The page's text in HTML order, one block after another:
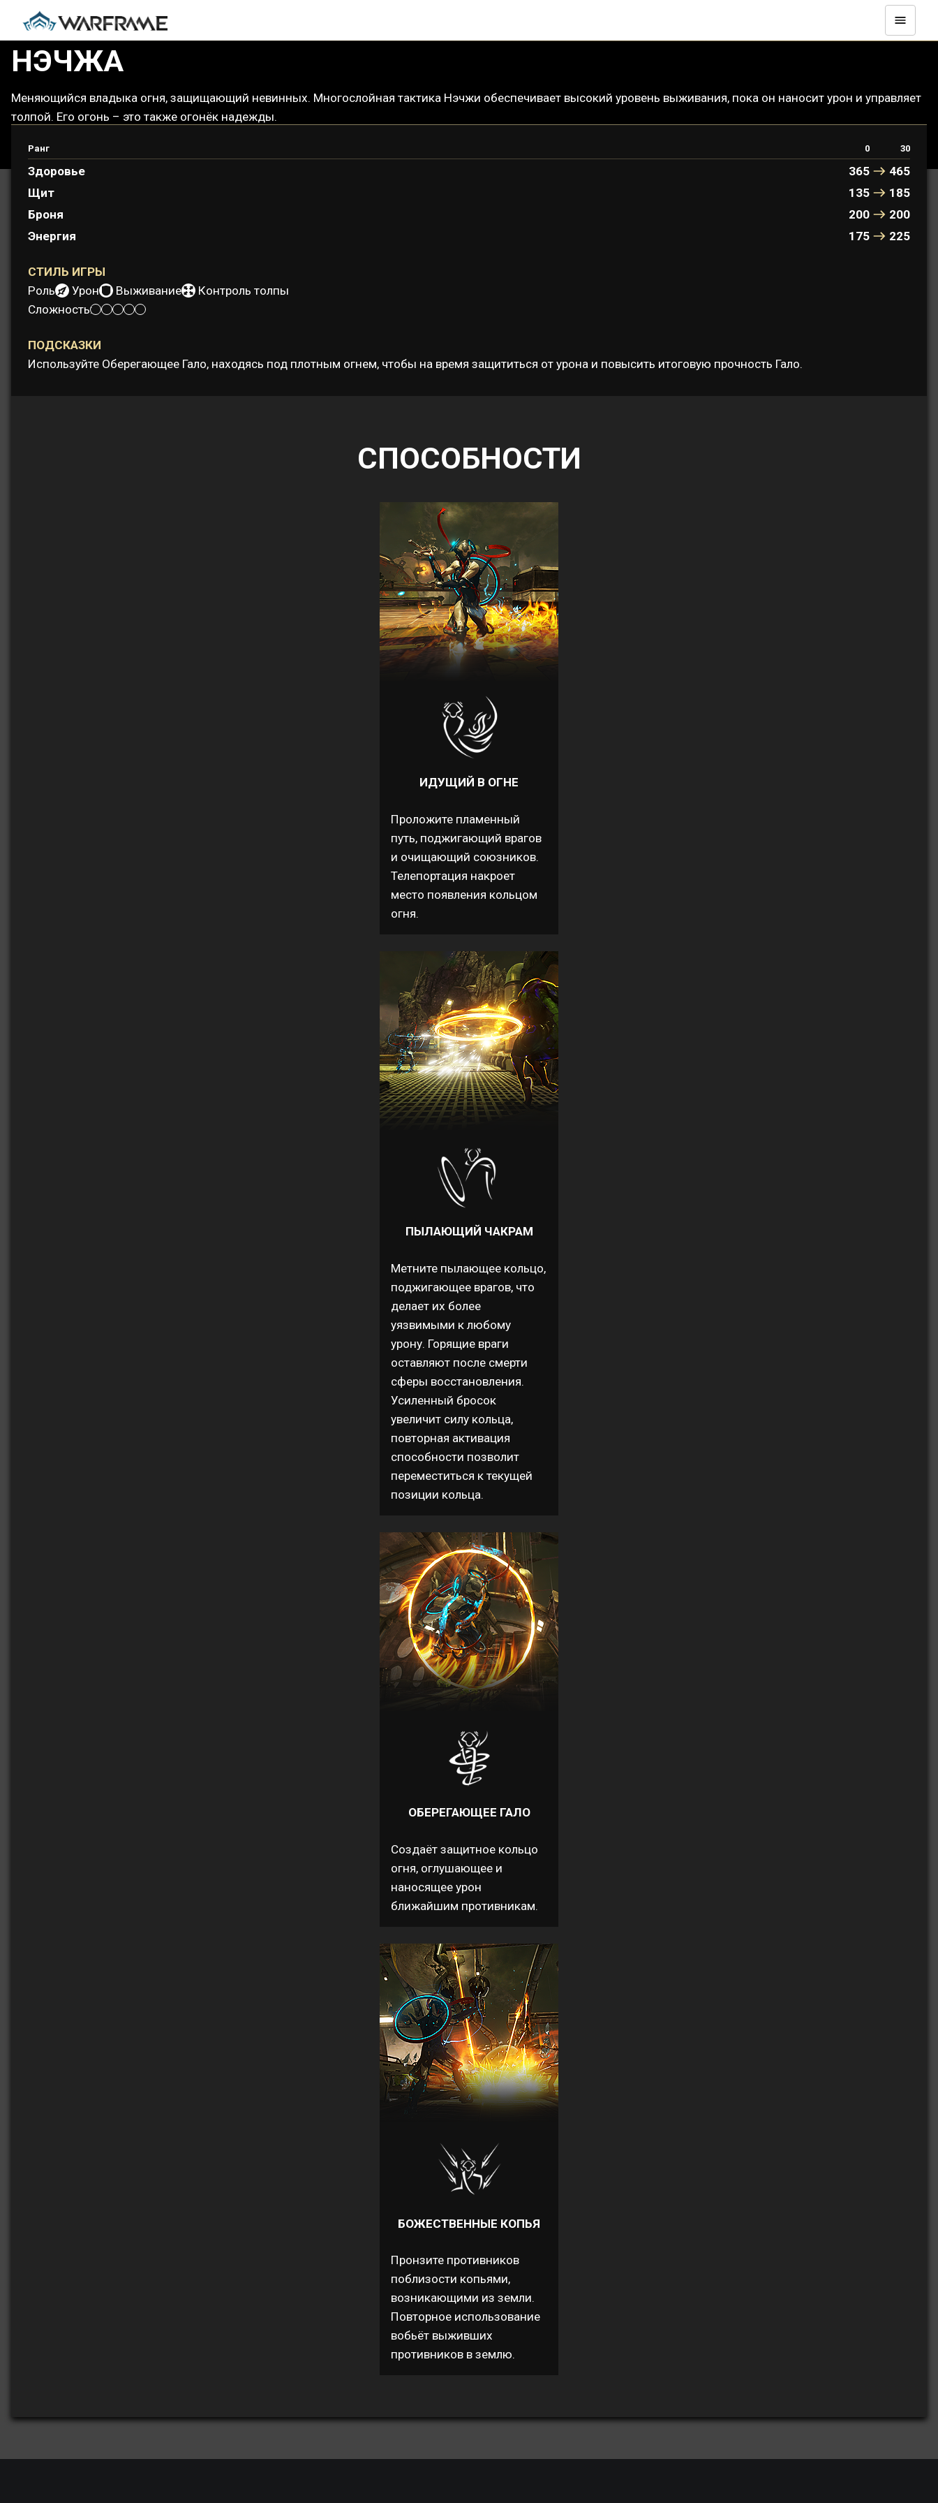
НЭЧЖА
Меняющийся владыка огня, защищающий невинных. Многослойная тактика Нэчжи обеспечивает высокий уровень выживания, пока он наносит урон и управляет
толпой. Его огонь – это также огонёк надежды.
Ранг 0 30
Здоровье 365
465
Щит
135
185
Броня
200
200
Энергия
175 225
СТИЛЬ ИГРЫ
Роль:
Урон Выживание
Контроль толпы
Сложность:
ПОДСКАЗКИ
Используйте Оберегающее Гало, находясь под плотным огнем, чтобы на время защититься от урона и повысить итоговую прочность Гало.
СПОСОБНОСТИ
ИДУЩИЙ В ОГНЕ
Проложите пламенный
путь, поджигающий врагов
и очищающий союзников.
Телепортация накроет
место появления кольцом
огня.
ПЫЛАЮЩИЙ ЧАКРАМ
Метните пылающее кольцо,
поджигающее врагов, что
делает их более
уязвимыми к любому
урону. Горящие враги
оставляют после смерти
сферы восстановления.
Усиленный бросок
увеличит силу кольца,
повторная активация
способности позволит
переместиться к текущей
позиции кольца.
ОБЕРЕГАЮЩЕЕ ГАЛО
Создаёт защитное кольцо
огня, оглушающее и
наносящее урон
ближайшим противникам.
БОЖЕСТВЕННЫЕ КОПЬЯ
Пронзите противников
поблизости копьями,
возникающими из земли.
Повторное использование
вобьёт выживших
противников в землю.